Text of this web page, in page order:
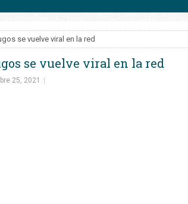
se vuelve viral en la red
se vuelve viral en la red
25, 2021